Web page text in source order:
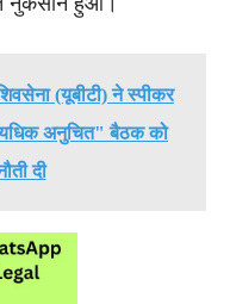
(यूबीटी) ने स्पीकर
अनुचित" बैठक को
दी